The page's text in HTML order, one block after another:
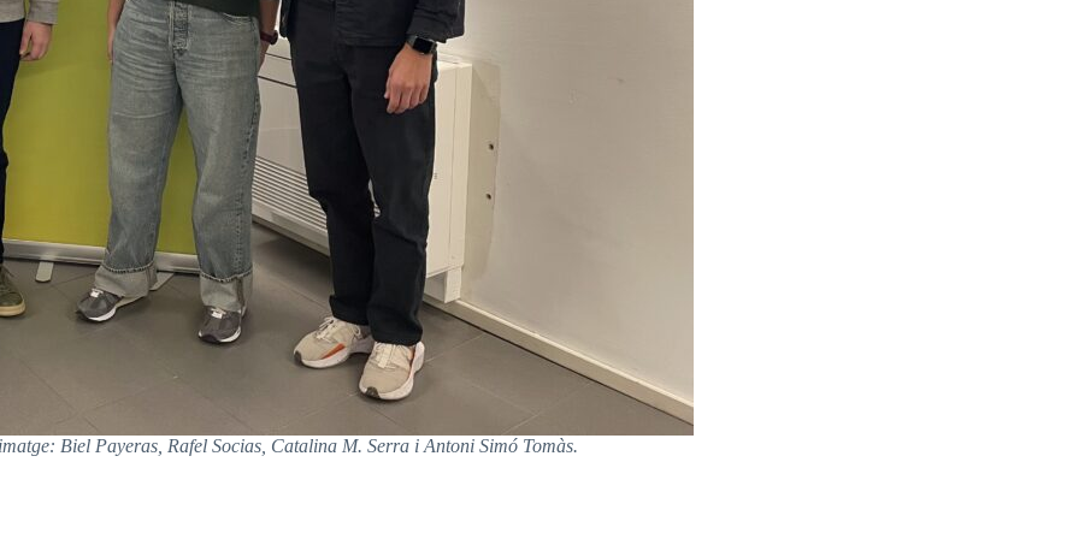
Biel Payeras, Rafel Socias, Catalina M. Serra i Antoni Simó Tomàs.